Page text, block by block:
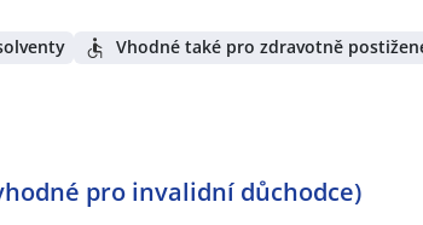
Vhodné také pro zdravotně
pro invalidní důchodce)